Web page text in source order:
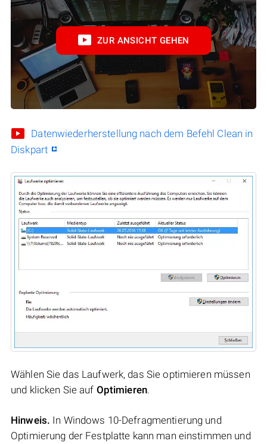
ZUR ANSICHT GEHEN
Datenwiederherstellung nach dem Befehl Clean in
Diskpart
Wählen Sie das Laufwerk, das Sie optimieren müssen
und klicken Sie auf Optimieren.
Hinweis. In Windows 10-Defragmentierung und
Optimierung der Festplatte kann man einstimmen und